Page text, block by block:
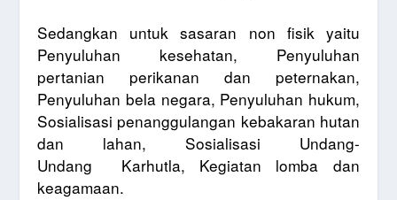
Sedangkan untuk sasaran non fisik yaitu
Penyuluhan kesehatan, Penyuluhan
pertanian perikanan dan peternakan,
Penyuluhan bela negara, Penyuluhan hukum,
Sosialisasi penanggulangan kebakaran hutan
dan lahan, Sosialisasi Undang-
Undang
Karhutla, Kegiatan lomba dan
keagamaan.